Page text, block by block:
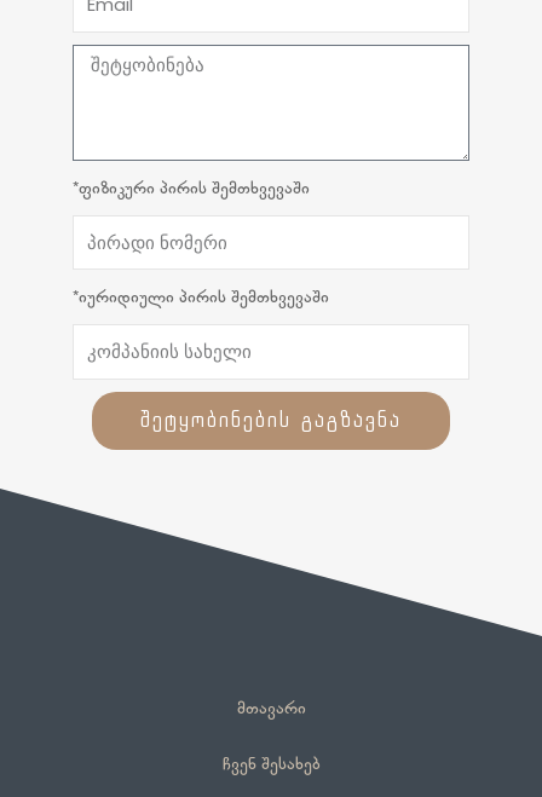
*ფიზიკური პირის შემთხვევაში
*იურიდიული პირის შემთხვევაში
შეტყობინების გაგზავნა
მთავარი
ჩვენ შესახებ